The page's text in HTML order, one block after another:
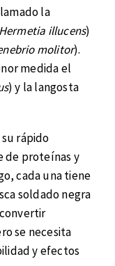
la
Hermetia illucens)
molitor).
medida el
) y la langosta
rápido
de proteínas y
cada una tiene
soldado negra
se necesita
y efectos